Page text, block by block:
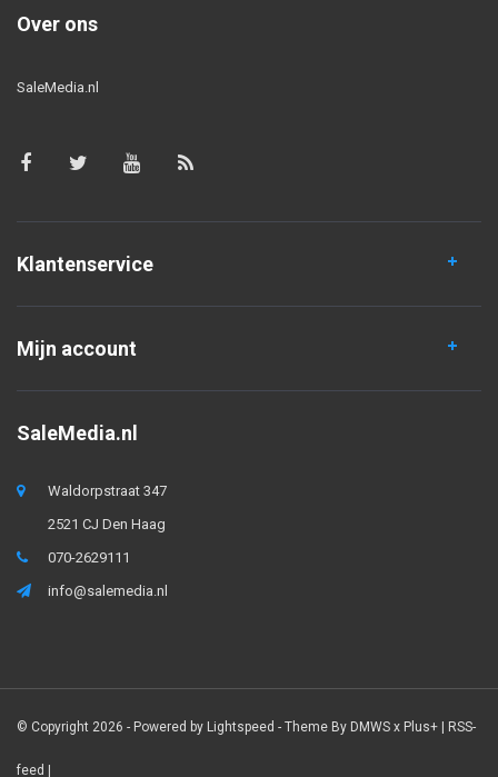
Over ons
SaleMedia.nl
Klantenservice
Mijn account
SaleMedia.nl
Waldorpstraat 347
2521 CJ Den Haag
070-2629111
info@salemedia.nl
© Copyright 2026 - Powered by Lightspeed - Theme By DMWS x Plus+ RSS-
feed